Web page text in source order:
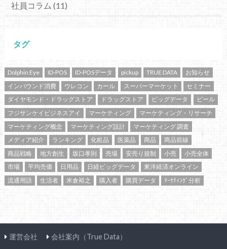
社員コラム (11)
タグ
Dolphin Eye ID-POS ID-POSデータ pickup TRUE DATA
お知らせ
インバウンド消費
ウレコン カール スーパーマーケット
セミナー
ダイヤモンド・ドラッグストア
ドラッグストア ビッグデータ
ビール
フジサンケイビジネスアイ
マーケティング
マーケティング・リサーチ
マーケティング概念
マーケティング設計
マーケティング 調査
メディア紹介
ランキング 化粧品 医薬品 商品
商品前線
商品戦略
地方創生 坂口孝則 売場 安売り規制 小売
小売全体
市場
平均売価 日用品 日経ビッグデータ
東洋経済オンライン
流通用語
生活者 米倉裕之 購入者 購買データ ﾏｰｹﾃｨﾝｸﾞ分析
運営会社 会社案内（True Data）